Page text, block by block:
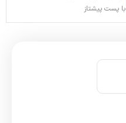
با پست پیشتاز